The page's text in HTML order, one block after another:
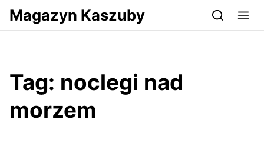
Przejdź do serwisu magazynkaszuby.pl
Magazyn Kaszuby
Tag: noclegi nad
morzem